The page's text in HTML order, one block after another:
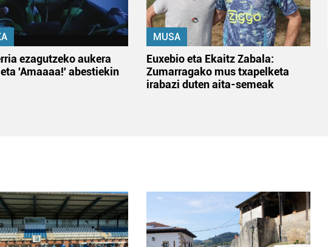
ezagutzeko aukera
'Amaaaa!' abestiekin
MUSA
Euxebio eta Ekaitz Zabala:
Zumarragako mus txapelketa
irabazi duten aita-semeak